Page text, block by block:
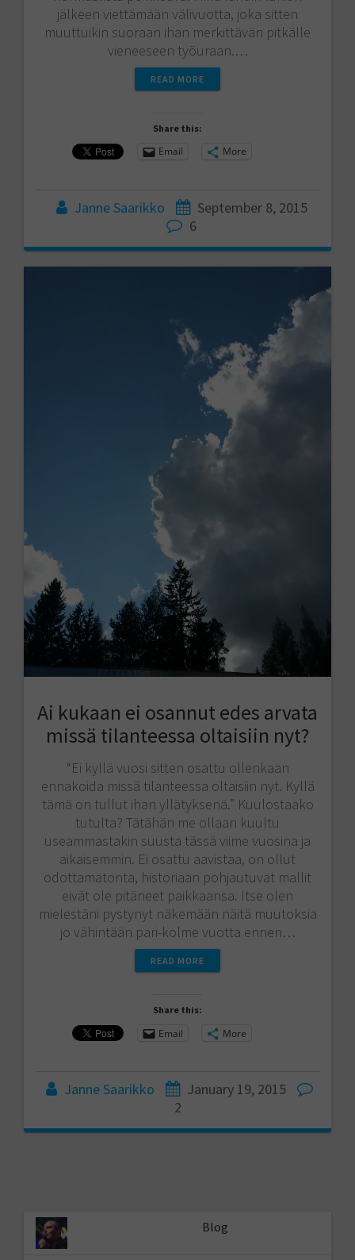
jälkeen viettämään välivuotta, joka sitten
muuttuikin suoraan ihan merkittävän pitkälle
vieneeseen työuraan.…
READ MORE
Share this:
Email More
Janne Saarikko
September 8, 2015
6
Ai kukaan ei osannut edes arvata
missä tilanteessa oltaisiin nyt?
“Ei kyllä vuosi sitten osattu ollenkaan
ennakoida missä tilanteessa oltaisiin nyt. Kyllä
tämä on tullut ihan yllätyksenä.” Kuulostaako
tutulta? Tätähän me ollaan kuultu
useammastakin suusta tässä viime vuosina ja
aikaisemmin. Ei osattu aavistaa, on ollut
odottamatonta, historiaan pohjautuvat mallit
eivät ole pitäneet paikkaansa. Itse olen
mielestäni pystynyt näkemään näitä muutoksia
jo vähintään pari-kolme vuotta ennen…
READ MORE
Share this:
Email More
Janne Saarikko
January 19, 2015
2
Blog